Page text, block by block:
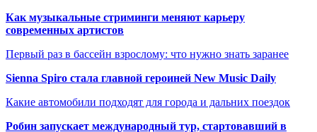
Как музыкальные стриминги меняют карьеру
современных артистов
Первый раз в бассейн взрослому: что нужно знать заранее
Sienna Spiro стала главной героиней New Music Daily
Какие автомобили подходят для города и дальних поездок
Робин запускает международный тур, стартовавший в